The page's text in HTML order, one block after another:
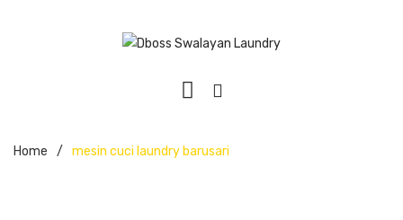
Home / mesin cuci laundry barusari